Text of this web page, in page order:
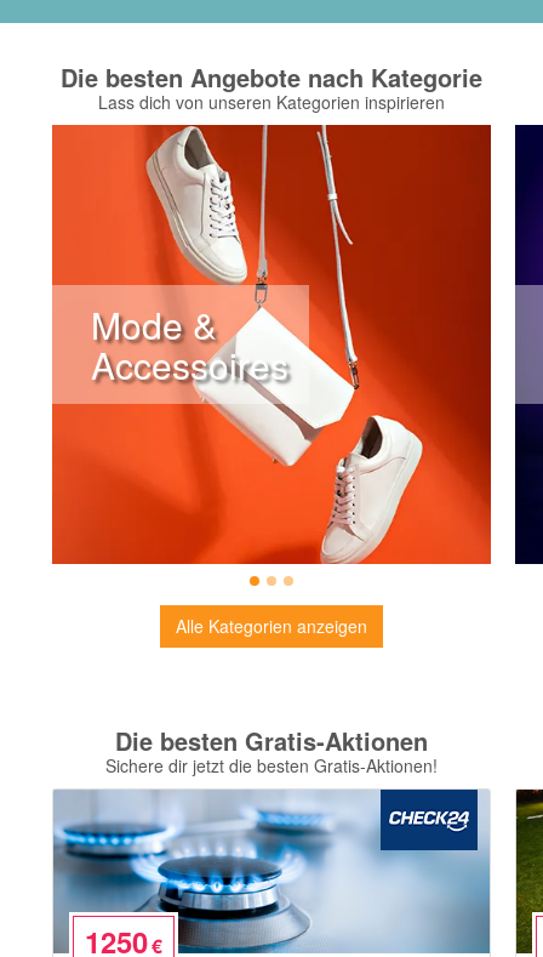
Die besten Angebote nach Kategorie
Lass dich von unseren Kategorien inspirieren
Mode &
Accessoires
Alle Kategorien anzeigen
Die besten Gratis-Aktionen
Sichere dir jetzt die besten Gratis-Aktionen!
1250€